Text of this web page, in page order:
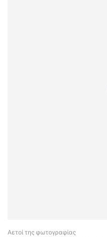
Αετοί της φωτογραφίας